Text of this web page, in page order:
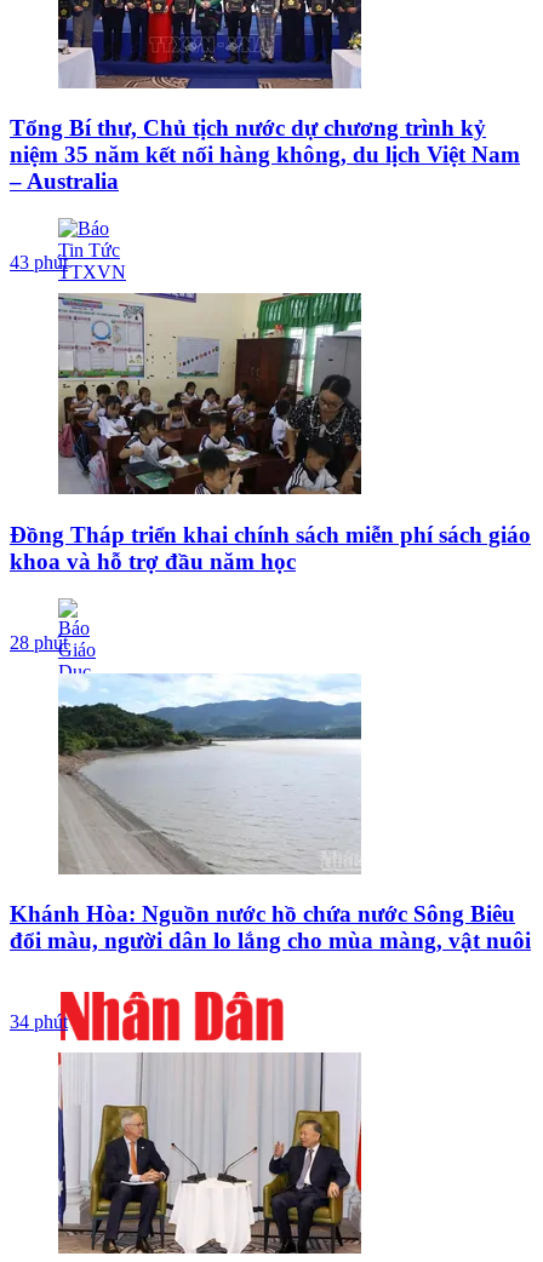
Tổng Bí thư, Chủ tịch nước dự chương trình kỷ
niệm 35 năm kết nối hàng không, du lịch Việt Nam
– Australia
43 phút
Đồng Tháp triển khai chính sách miễn phí sách giáo
khoa và hỗ trợ đầu năm học
28 phút
Khánh Hòa: Nguồn nước hồ chứa nước Sông Biêu
đổi màu, người dân lo lắng cho mùa màng, vật nuôi
34 phút